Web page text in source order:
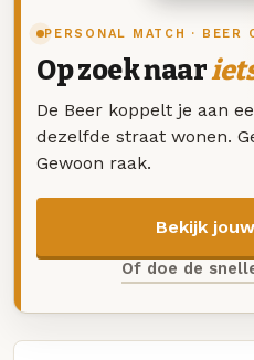
PERSONAL MATCH · BEER
Op zoek naar
De Beer koppelt je aan
dezelfde straat wonen.
Gewoon raak.
Bekijk
Of doe de